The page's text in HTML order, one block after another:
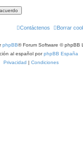
Borrar
Contáctenos
phpBB® Forum Software © phpBB
al español porphpBB España
Privacidad | Condiciones